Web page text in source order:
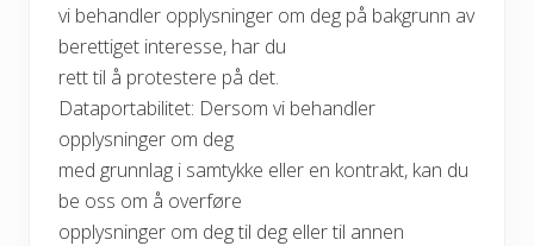
vi behandler opplysninger om deg på bakgrunn av
berettiget interesse, har du
rett til å protestere på det.
Dataportabilitet: Dersom vi behandler
opplysninger om deg
med grunnlag i samtykke eller en kontrakt, kan du
be oss om å overføre
opplysninger om deg til deg eller til annen